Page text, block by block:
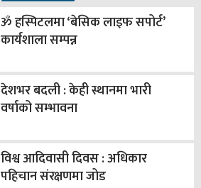
ॐ हस्पिटलमा ‘बेसिक लाइफ सपोर्ट’
कार्यशाला सम्पन्न
देशभर बदली : केही स्थानमा भारी
वर्षाको सम्भावना
विश्व आदिवासी दिवस : अधिकार
पहिचान संरक्षणमा जोड